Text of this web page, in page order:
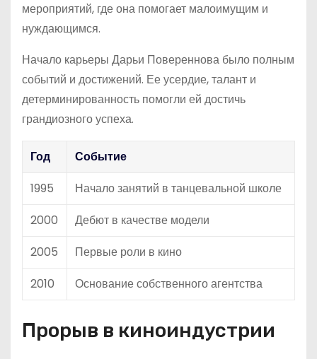
мероприятий, где она помогает малоимущим и
нуждающимся.
Начало карьеры Дарьи Повереннова было полным
событий и достижений. Ее усердие, талант и
детерминированность помогли ей достичь
грандиозного успеха.
Год
Событие
1995
Начало занятий в танцевальной школе
2000
Дебют в качестве модели
2005
Первые роли в кино
2010
Основание собственного агентства
Прорыв в киноиндустрии